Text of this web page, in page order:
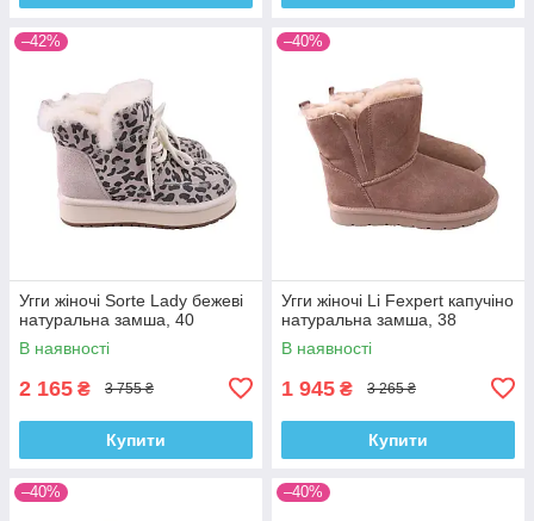
–42%
Угги жіночі Sorte Lady бежеві
натуральна замша, 40
В наявності
2 165 ₴ 3 755 ₴
Купити
–40%
Угги жіночі Li Fexpert капучіно
натуральна замша, 38
В наявності
1 945 ₴ 3 265 ₴
Купити
–40% –40%